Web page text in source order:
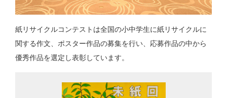
紙リサイクルコンテストは全国の小中学生に紙リサイクルに
関する作文、ポスター作品の募集を行い、応募作品の中から
優秀作品を選定し表彰しています。